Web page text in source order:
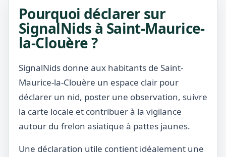
Pourquoi déclarer sur
SignalNids à Saint-Maurice-
la-Clouère ?
SignalNids donne aux habitants de Saint-
Maurice-la-Clouère un espace clair pour
déclarer un nid, poster une observation, suivre
la carte locale et contribuer à la vigilance
autour du frelon asiatique à pattes jaunes.
Une déclaration utile contient idéalement une